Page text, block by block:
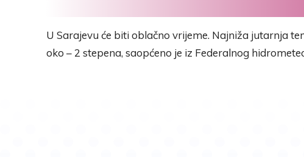
U Sarajevu će biti oblačno vrijeme. Najniža jutarnja
oko – 2 stepena, saopćeno je iz Federalnog